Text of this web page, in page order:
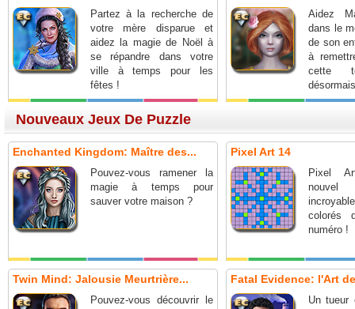
Partez à la recherche de
votre mère disparue et
aidez la magie de Noël à
se répandre dans votre
ville à temps pour les
fêtes !
Aidez
dans le
de son
à
cette
Nouveaux Jeux De Puzzle
Enchanted Kingdom: Maître des...
Pouvez-vous ramener la
magie à temps pour
sauver votre maison ?
Pixel Art 14
Pixel
colorés
numéro !
Twin Mind: Jalousie Meurtrière...
Pouvez-vous découvrir le
Fatal Evidence: l'Art
Un tueur